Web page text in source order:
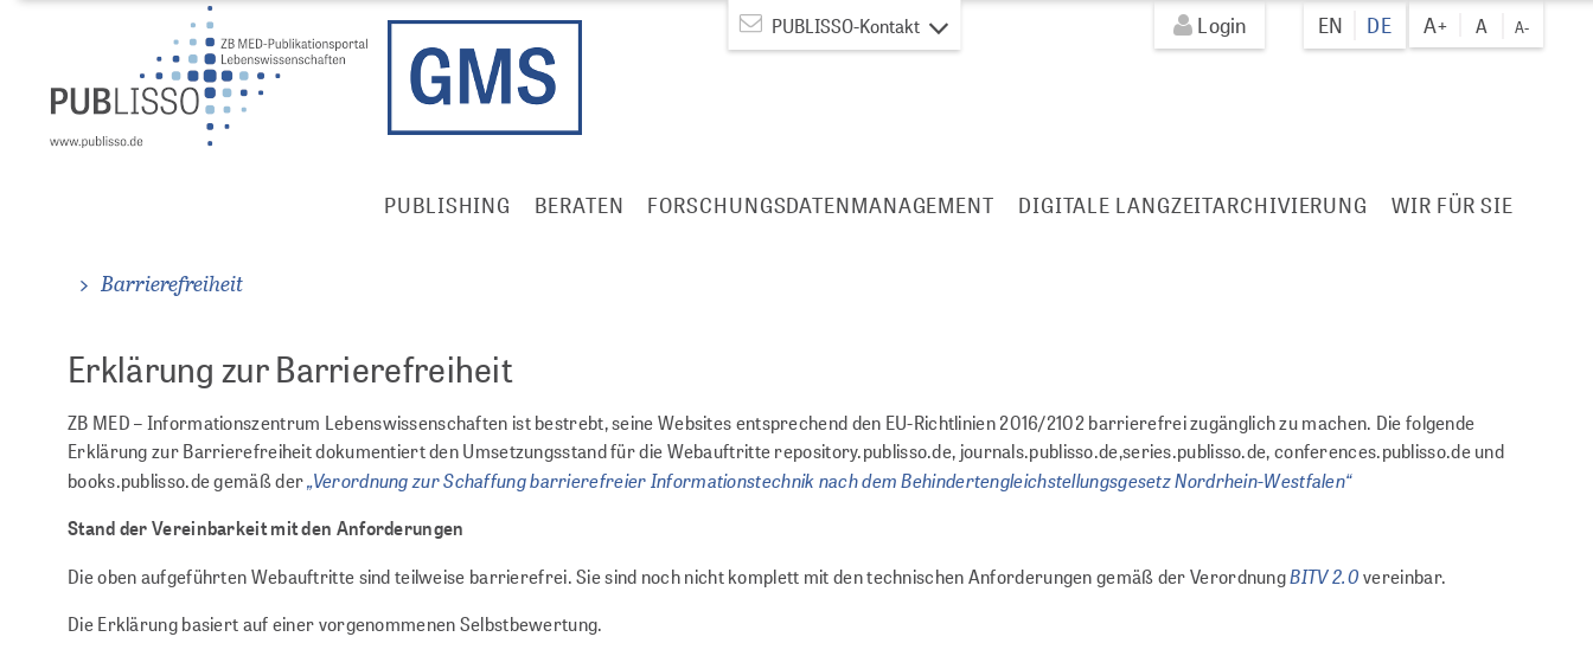
PUBLISSO-Kontakt Login EN DE A+ A A-
PUBLISHING BERATEN FORSCHUNGSDATENMANAGEMENT DIGITALE LANGZEITARCHIVIERUNG WIR FÜR SIE
Barrierefreiheit
Erklärung zur Barrierefreiheit
ZB MED – Informationszentrum Lebenswissenschaften ist bestrebt, seine Websites entsprechend den EU-Richtlinien 2016/2102 barrierefrei zugänglich zu machen. Die folgende
Erklärung zur Barrierefreiheit dokumentiert den Umsetzungsstand für die Webauftritte repository.publisso.de, journals.publisso.de,series.publisso.de, conferences.publisso.de und
books.publisso.de gemäß der„Verordnung zur Schaffung barrierefreier Informationstechnik nach dem Behindertengleichstellungsgesetz Nordrhein-Westfalen“
Stand der Vereinbarkeit mit den Anforderungen
Die oben aufgeführten Webauftritte sind teilweise barrierefrei. Sie sind noch nicht komplett mit den technischen Anforderungen gemäß der VerordnungBITV 2.0vereinbar.
Die Erklärung basiert auf einer vorgenommenen Selbstbewertung.